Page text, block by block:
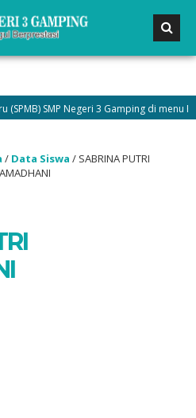
SMP Negeri 3 Gamping di menu
/ Data Siswa / SABRINA PUTRI